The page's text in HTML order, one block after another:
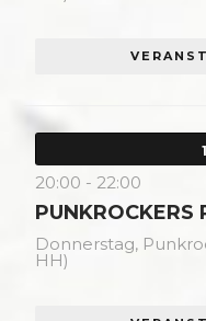
20:00 - 22:00
PUNKROCKERS
Donnerstag,
HH)